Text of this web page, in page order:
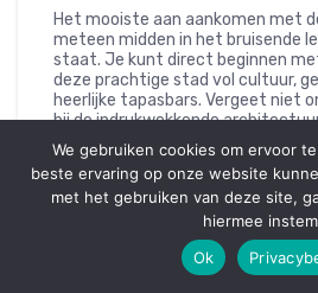
Het mooiste aan aankomen met
meteen midden in het bruisende
staat. Je kunt direct beginnen
deze prachtige stad vol cultuur,
heerlijke tapasbars. Vergeet niet
bij de indrukwekkende
gewoon door de straten te
snuiven.
Met deze tips en inzichten wordt
Barcelona niet alleen comfortabel
deze prachtige route te bieden
We gebruiken cookies om ervoor
beste ervaring op onze website
met het gebruiken van deze site,
hiermee
Ok